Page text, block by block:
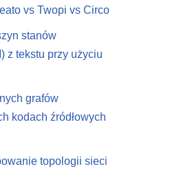
vs Twopi vs Circo
stanów
z tekstu przy użyciu
grafów
kodach źródłowych
topologii sieci